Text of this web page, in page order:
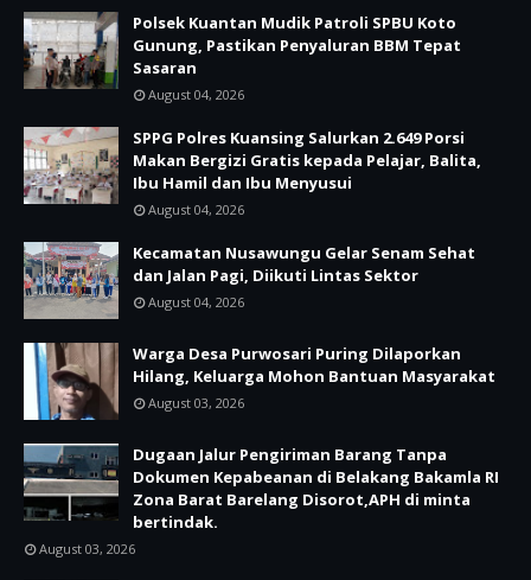
Polsek Kuantan Mudik Patroli SPBU Koto
Gunung, Pastikan Penyaluran BBM Tepat
Sasaran
August 04, 2026
SPPG Polres Kuansing Salurkan 2.649 Porsi
Makan Bergizi Gratis kepada Pelajar, Balita,
Ibu Hamil dan Ibu Menyusui
August 04, 2026
Kecamatan Nusawungu Gelar Senam Sehat
dan Jalan Pagi, Diikuti Lintas Sektor
August 04, 2026
Warga Desa Purwosari Puring Dilaporkan
Hilang, Keluarga Mohon Bantuan Masyarakat
August 03, 2026
Dugaan Jalur Pengiriman Barang Tanpa
Dokumen Kepabeanan di Belakang Bakamla RI
Zona Barat Barelang Disorot,APH di minta
bertindak.
August 03, 2026